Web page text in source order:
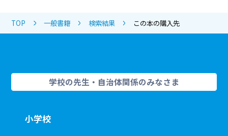
TOP 一般書籍 検索結果 この本の購入先
学校の先生・自治体関係のみなさま
小学校